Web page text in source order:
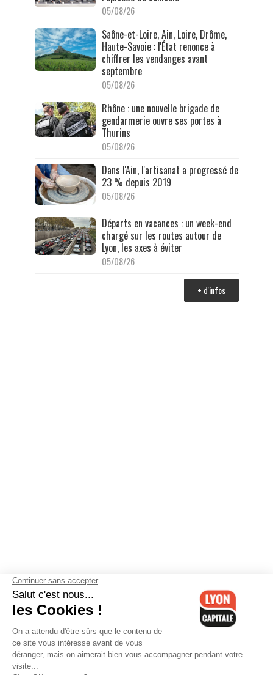
05/08/26
Saône-et-Loire, Ain, Loire, Drôme,
Haute-Savoie : l'État renonce à
chiffrer les vendanges avant
septembre
05/08/26
Rhône : une nouvelle brigade de
gendarmerie ouvre ses portes à
Thurins
05/08/26
Dans l'Ain, l'artisanat a progressé de
23 % depuis 2019
05/08/26
Départs en vacances : un week-end
chargé sur les routes autour de
Lyon, les axes à éviter
05/08/26
+ d'infos